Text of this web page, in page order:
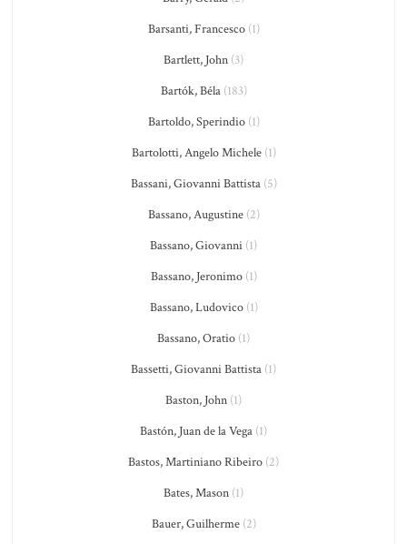
Barsanti, Francesco(1)
Bartlett, John (3)
Bartók, Béla(183)
Bartoldo, Sperindio(1)
Bartolotti, Angelo Michele(1)
Bassani, Giovanni Battista(5)
Bassano, Augustine(2)
Bassano, Giovanni (1)
Bassano, Jeronimo(1)
Bassano, Ludovico(1)
Bassano, Oratio (1)
Bassetti, Giovanni Battista (1)
Baston, John (1)
Bastón, Juan de la Vega (1)
Bastos, Martiniano Ribeiro (2)
Bates, Mason (1)
Bauer, Guilherme(2)